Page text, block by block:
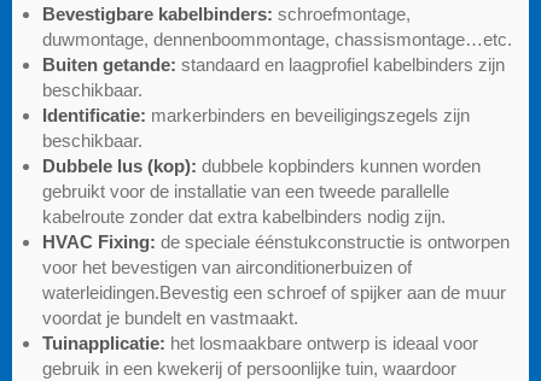
Bevestigbare kabelbinders: schroefmontage,
duwmontage, dennenboommontage, chassismontage…etc.
Buiten getande: standaard en laagprofiel kabelbinders zijn
beschikbaar.
Identificatie: markerbinders en beveiligingszegels zijn
beschikbaar.
Dubbele lus (kop): dubbele kopbinders kunnen worden
gebruikt voor de installatie van een tweede parallelle
kabelroute zonder dat extra kabelbinders nodig zijn.
HVAC Fixing: de speciale éénstukconstructie is ontworpen
voor het bevestigen van airconditionerbuizen of
waterleidingen.Bevestig een schroef of spijker aan de muur
voordat je bundelt en vastmaakt.
Tuinapplicatie: het losmaakbare ontwerp is ideaal voor
gebruik in een kwekerij of persoonlijke tuin, waardoor